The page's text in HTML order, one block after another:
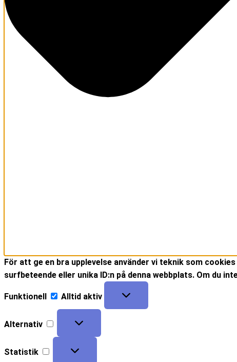
För att ge en bra upplevelse använder vi teknik som
surfbeteende eller unika ID:n på denna webbplats. Om du
Funktionell Alltid aktiv
Alternativ
Statistik